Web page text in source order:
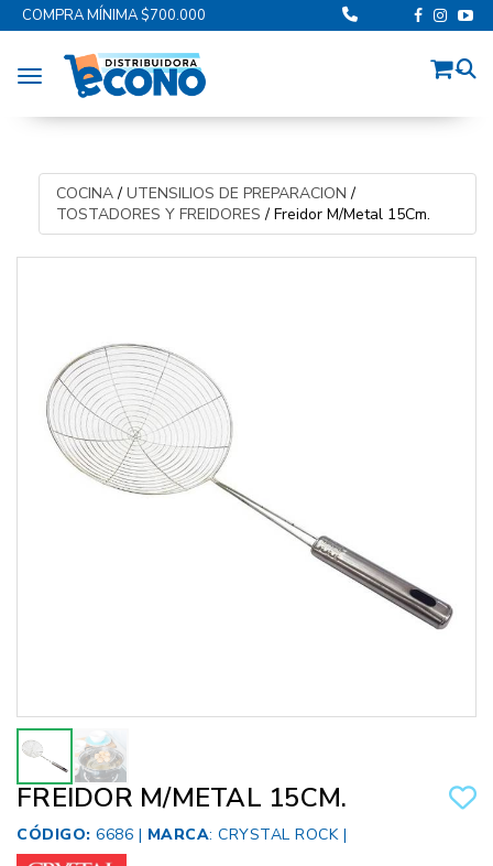
COMPRA MÍNIMA $700.000
Toggle navigation
COCINA/ UTENSILIOS DE PREPARACION /
TOSTADORES Y FREIDORES / Freidor M/Metal 15Cm.
FREIDOR M/METAL 15CM.
CÓDIGO: 6686 | MARCA: CRYSTAL ROCK|